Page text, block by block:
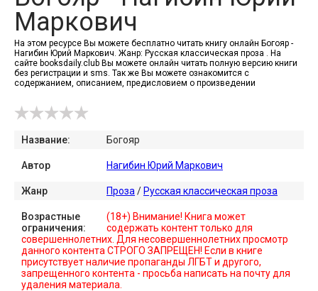
Маркович
На этом ресурсе Вы можете бесплатно читать книгу онлайн Богояр -
Нагибин Юрий Маркович. Жанр: Русская классическая проза . На
сайте booksdaily.club Вы можете онлайн читать полную версию книги
без регистрации и sms. Так же Вы можете ознакомится с
содержанием, описанием, предисловием о произведении
Название: Богояр
Автор Нагибин Юрий Маркович
Жанр Проза / Русская классическая проза
Возрастные
ограничения:
(18+) Внимание! Книга может
содержать контент только для
совершеннолетних. Для несовершеннолетних просмотр
данного контента СТРОГО ЗАПРЕЩЕН! Если в книге
присутствует наличие пропаганды ЛГБТ и другого,
запрещенного контента - просьба написать на почту для
удаления материала.